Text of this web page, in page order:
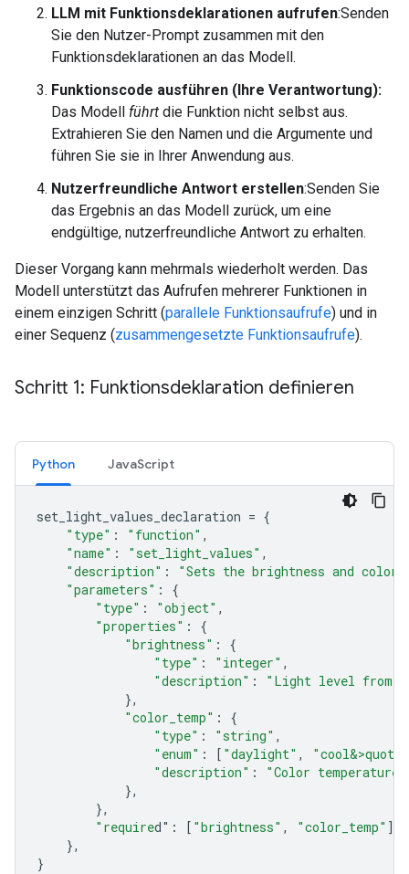
LLM mit Funktionsdeklarationen aufrufen:Senden
Sie den Nutzer-Prompt zusammen mit den
Funktionsdeklarationen an das Modell.
Funktionscode ausführen (Ihre Verantwortung):
Das Modell führt die Funktion nicht selbst aus.
Extrahieren Sie den Namen und die Argumente und
führen Sie sie in Ihrer Anwendung aus.
Nutzerfreundliche Antwort erstellen:Senden Sie
das Ergebnis an das Modell zurück, um eine
endgültige, nutzerfreundliche Antwort zu erhalten.
Dieser Vorgang kann mehrmals wiederholt werden. Das
Modell unterstützt das Aufrufen mehrerer Funktionen in
einem einzigen Schritt (parallele Funktionsaufrufe) und in
einer Sequenz (zusammengesetzte Funktionsaufrufe).
Schritt 1: Funktionsdeklaration definieren
Python JavaScript
set_light_values_declaration = {
"type" : "function" ,
"name" : "set_light_values" ,
"description" :
"Sets the brightness and
"parameters" :
{
"type" : "object" ,
"properties" :
{
"brightness" :
{
"type" : "integer" ,
"description" :
"Light level from
},
"color_temp" :
{
"type" : "string" ,
"enum" : [ "daylight" , "cool&>quot;
"description" : "Color temperature"
},
},
"required" : [ "brightness" , "color_temp" ],
},
}